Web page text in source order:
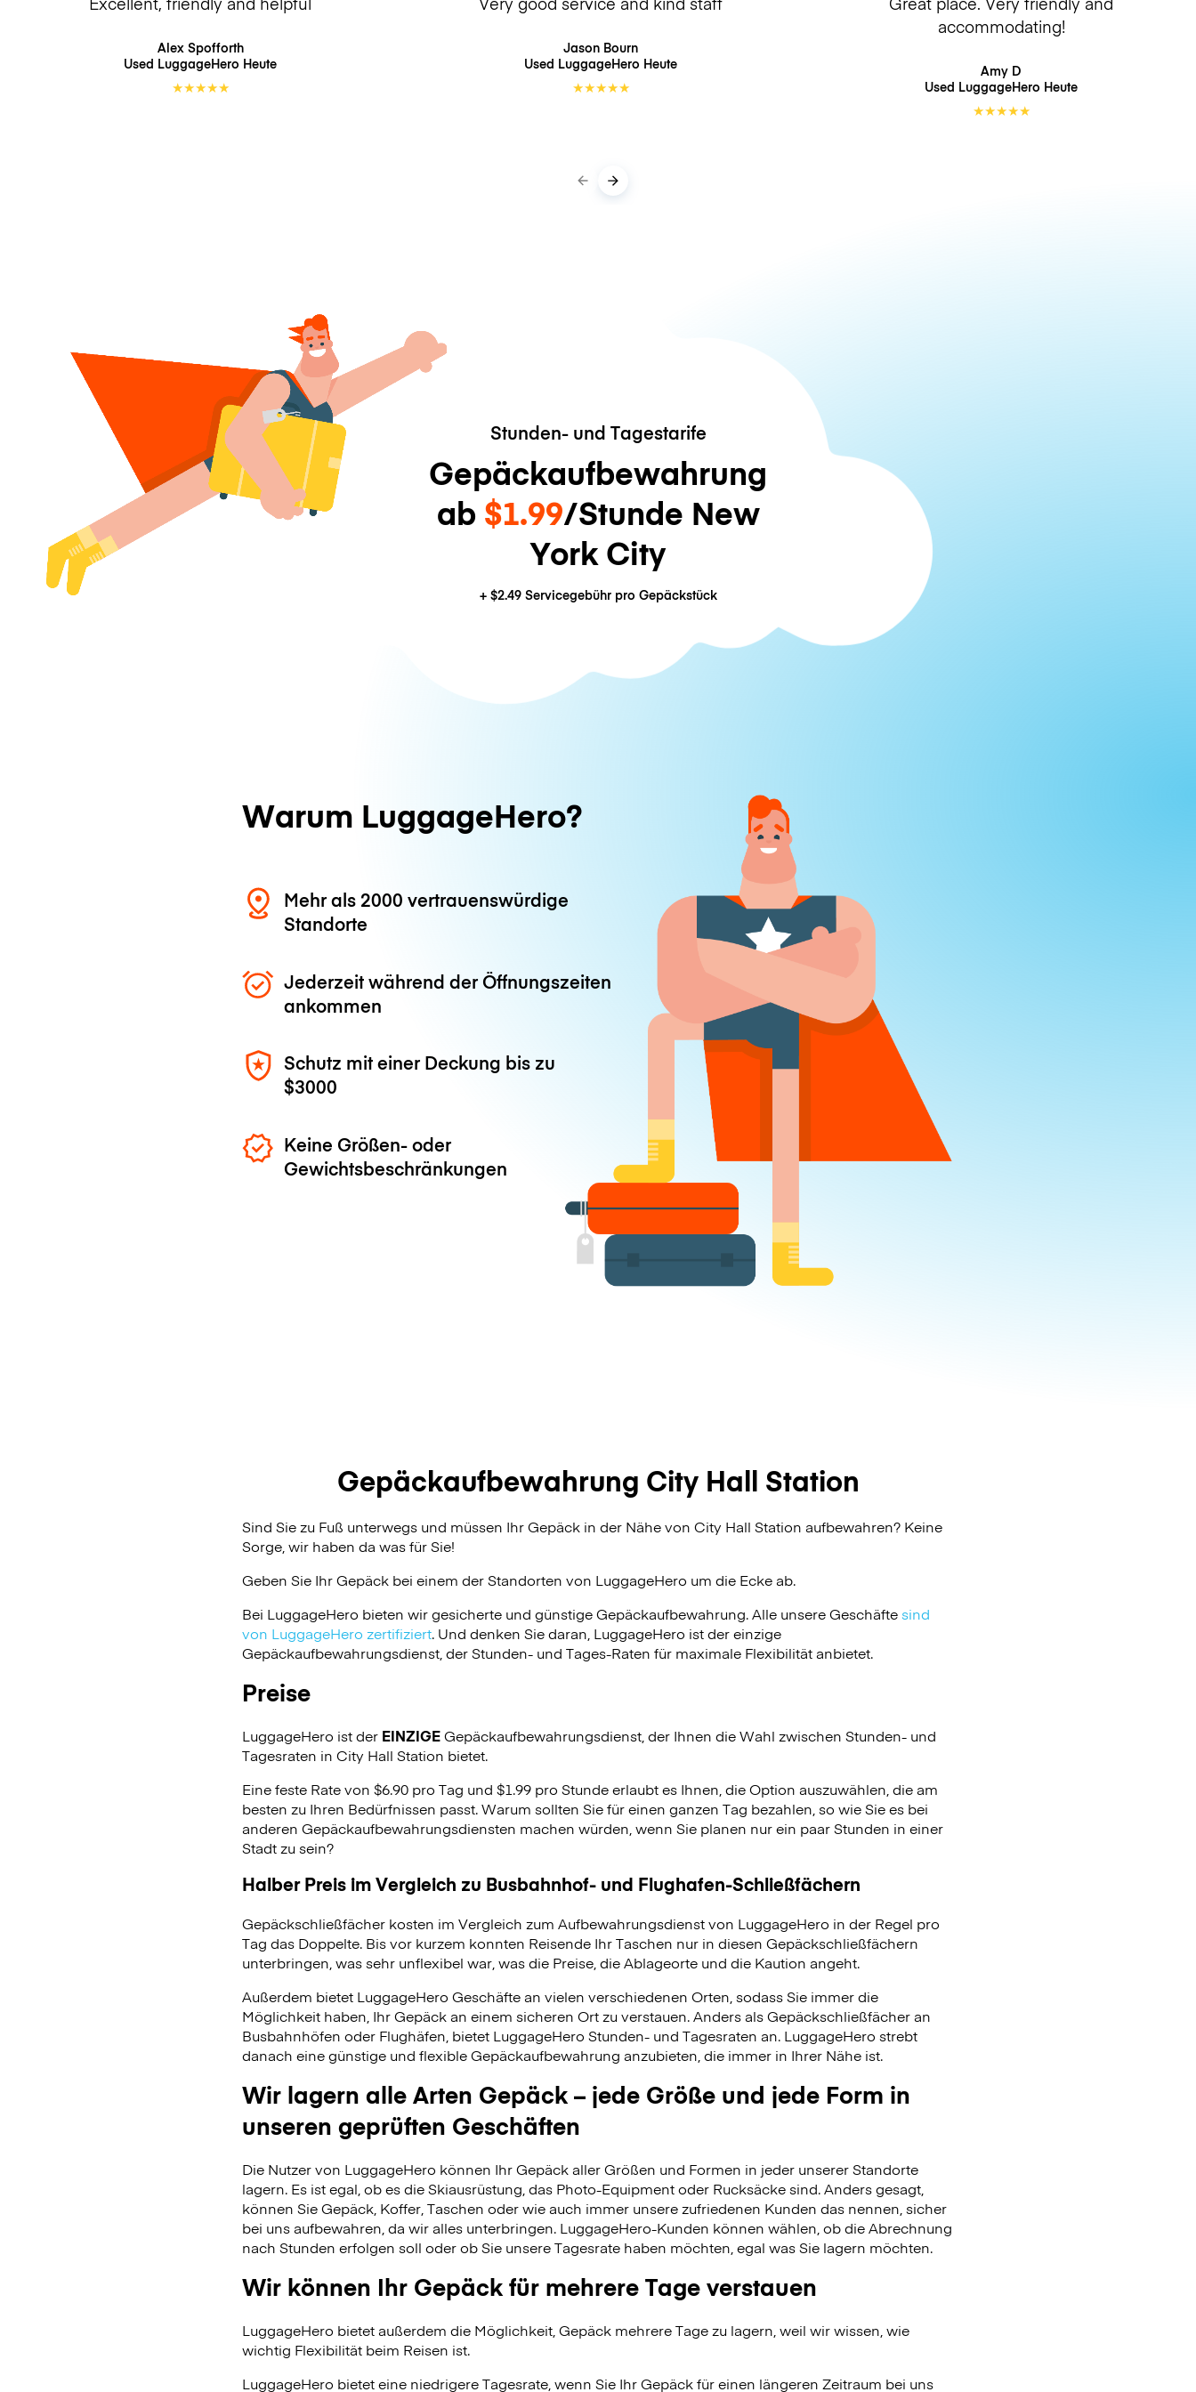
Alex Spofforth
Used LuggageHero Heute
★★★★★
Jason Bourn
Used LuggageHero Heute
★★★★★
accommodating!
Amy D
Used LuggageHero Heute
★★★★★
Stunden- und Tagestarife
Gepäckaufbewahrung
ab $1.99/Stunde New
York City
+ $2.49Servicegebühr pro Gepäckstück
Warum LuggageHero?
Mehr als 2000 vertrauenswürdige
Standorte
Jederzeit während der Öffnungszeiten
ankommen
Schutz mit einer Deckung bis zu
$3000
Keine Größen- oder
Gewichtsbeschränkungen
Gepäckaufbewahrung City Hall Station
Sind Sie zu Fuß unterwegs und müssen Ihr Gepäck in der Nähe von City Hall Station aufbewahren? Keine
Sorge, wir haben da was für Sie!
Geben Sie Ihr Gepäck bei einem der Standorten von LuggageHero um die Ecke ab.
Bei LuggageHero bieten wir gesicherte und günstige Gepäckaufbewahrung. Alle unsere Geschäftesind
von LuggageHero zertifiziert. Und denken Sie daran, LuggageHero ist der einzige
Gepäckaufbewahrungsdienst, der Stunden- und Tages-Raten für maximale Flexibilität anbietet.
Preise
LuggageHero ist der EINZIGEGepäckaufbewahrungsdienst, der Ihnen die Wahl zwischen Stunden- und
Tagesraten in City Hall Station bietet.
Eine feste Rate von $6.90 pro Tag und $1.99 pro Stunde erlaubt es Ihnen, die Option auszuwählen, die am
besten zu Ihren Bedürfnissen passt. Warum sollten Sie für einen ganzen Tag bezahlen, so wie Sie es bei
anderen Gepäckaufbewahrungsdiensten machen würden, wenn Sie planen nur ein paar Stunden in einer
Stadt zu sein?
Halber Preis im Vergleich zu Busbahnhof- und Flughafen-Schließfächern
Gepäckschließfächer kosten im Vergleich zum Aufbewahrungsdienst von LuggageHero in der Regel pro
Tag das Doppelte. Bis vor kurzem konnten Reisende Ihr Taschen nur in diesen Gepäckschließfächern
unterbringen, was sehr unflexibel war, was die Preise, die Ablageorte und die Kaution angeht.
Außerdem bietet LuggageHero Geschäfte an vielen verschiedenen Orten, sodass Sie immer die
Möglichkeit haben, Ihr Gepäck an einem sicheren Ort zu verstauen. Anders als Gepäckschließfächer an
Busbahnhöfen oder Flughäfen, bietet LuggageHero Stunden- und Tagesraten an. LuggageHero strebt
danach eine günstige und flexible Gepäckaufbewahrung anzubieten, die immer in Ihrer Nähe ist.
Wir lagern alle Arten Gepäck – jede Größe und jede Form in
unseren geprüften Geschäften
Die Nutzer von LuggageHero können Ihr Gepäck aller Größen und Formen in jeder unserer Standorte
lagern. Es ist egal, ob es die Skiausrüstung, das Photo-Equipment oder Rucksäcke sind. Anders gesagt,
können Sie Gepäck, Koffer, Taschen oder wie auch immer unsere zufriedenen Kunden das nennen, sicher
bei uns aufbewahren, da wir alles unterbringen. LuggageHero-Kunden können wählen, ob die Abrechnung
nach Stunden erfolgen soll oder ob Sie unsere Tagesrate haben möchten, egal was Sie lagern möchten.
Wir können Ihr Gepäck für mehrere Tage verstauen
LuggageHero bietet außerdem die Möglichkeit, Gepäck mehrere Tage zu lagern, weil wir wissen, wie
wichtig Flexibilität beim Reisen ist.
LuggageHero bietet eine niedrigere Tagesrate, wenn Sie Ihr Gepäck für einen längeren Zeitraum bei uns